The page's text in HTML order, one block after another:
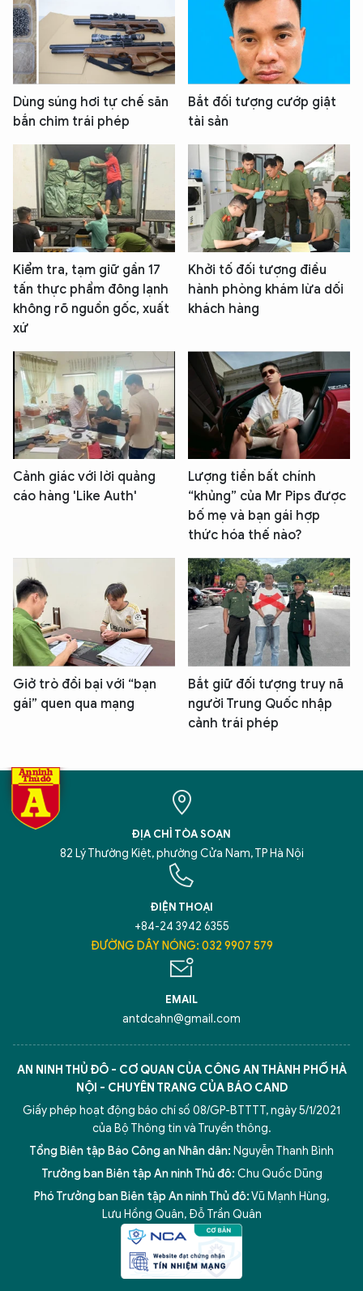
Dùng súng hơi tự chế săn
bắn chim trái phép
Bắt đối tượng cướp giật
tài sản
Kiểm tra, tạm giữ gần 17
tấn thực phẩm đông lạnh
không rõ nguồn gốc, xuất
xứ
Khởi tố đối tượng điều
hành phòng khám lừa dối
khách hàng
Cảnh giác với lời quảng
cáo hàng 'Like Auth'
Lượng tiền bất chính
“khủng” của Mr Pips được
bố mẹ và bạn gái hợp
thức hóa thế nào?
Giở trò đồi bại với “bạn
gái” quen qua mạng
Bắt giữ đối tượng truy nã
người Trung Quốc nhập
cảnh trái phép
ĐỊA CHỈ TÒA SOẠN
82 Lý Thường Kiệt, phường Cửa Nam, TP Hà Nội
ĐIỆN THOẠI
+84-24 3942 6355
ĐƯỜNG DÂY NÓNG: 032 9907 579
EMAIL
antdcahn@gmail.com
AN NINH THỦ ĐÔ - CƠ QUAN CỦA CÔNG AN THÀNH PHỐ HÀ
NỘI - CHUYÊN TRANG CỦA BÁO CAND
Giấy phép hoạt động báo chí số 08/GP-BTTTT, ngày 5/1/2021
của Bộ Thông tin và Truyền thông.
Tổng Biên tập Báo Công an Nhân dân: Nguyễn Thanh Bình
Trưởng ban Biên tập An ninh Thủ đô: Chu Quốc Dũng
Phó Trưởng ban Biên tập An ninh Thủ đô:Vũ Mạnh Hùng,
Lưu Hồng Quân, Đỗ Trần Quân
5 điểm nghẽn của Hà Nội giải pháp xử lý điểm nghẽn của